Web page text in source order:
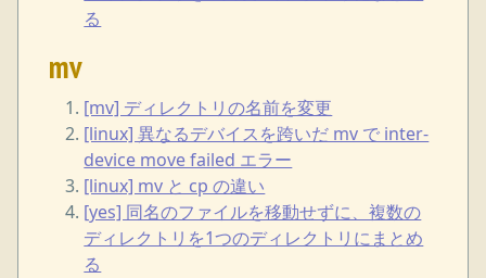
る
mv
[mv] ディレクトリの名前を変更
[linux] 異なるデバイスを跨いだ mv で inter-
device move failed エラー
[linux] mv と cp の違い
[yes] 同名のファイルを移動せずに、複数の
ディレクトリを1つのディレクトリにまとめ
る